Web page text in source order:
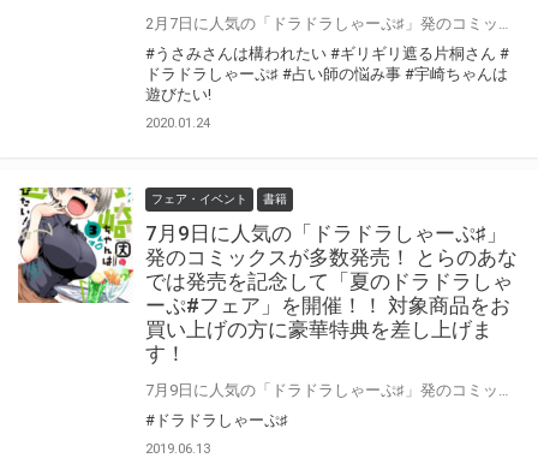
#うさみさんは構われたい #ギリギリ遮る片桐さん #
ドラドラしゃーぷ♯ #占い師の悩み事 #宇崎ちゃんは
遊びたい!
2020.01.24
フェア・イベント 書籍
7月9日に人気の「ドラドラしゃーぷ♯」
発のコミックスが多数発売！ とらのあな
では発売を記念して「夏のドラドラしゃ
ーぷ#フェア」を開催！！ 対象商品をお
買い上げの方に豪華特典を差し上げま
す！
#ドラドラしゃーぷ♯
2019.06.13